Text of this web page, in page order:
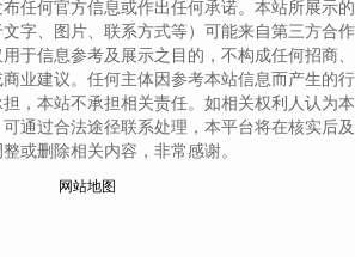
任何官方信息或作出任何承诺。本站所展示的
字、图片、联系方式等）可能来自第三方合作
于信息参考及展示之目的，不构成任何招商、
业建议。任何主体因参考本站信息而产生的行
，本站不承担相关责任。如相关权利人认为本
通过合法途径联系处理，本平台将在核实后及
或删除相关内容，非常感谢。
网站地图